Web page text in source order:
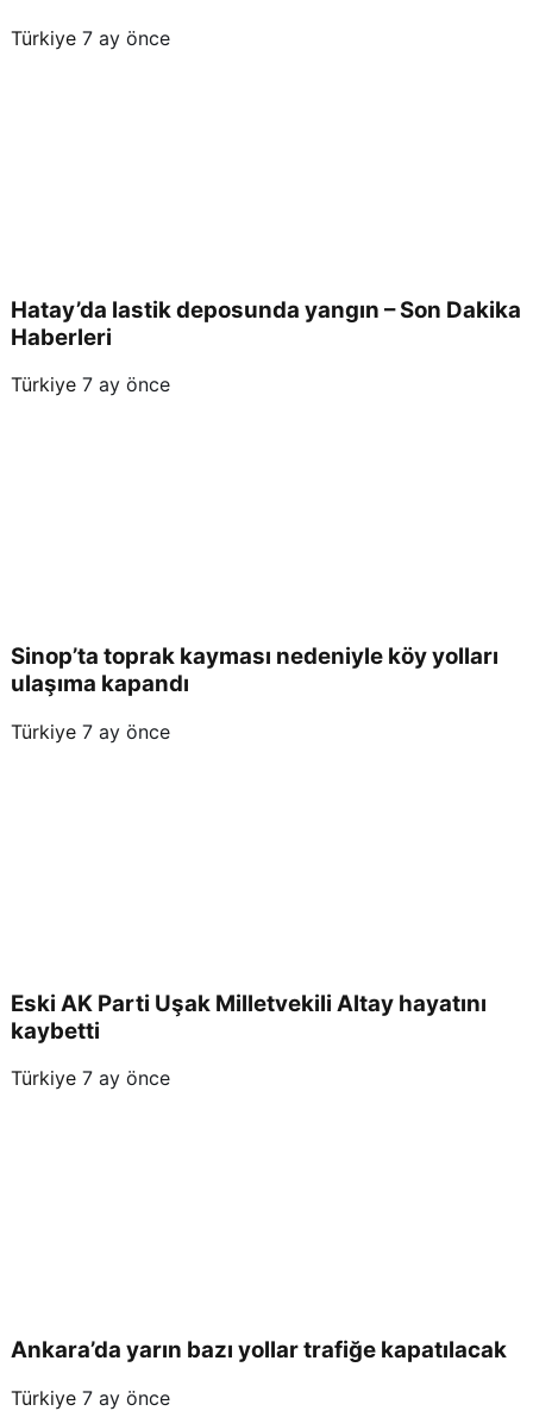
Türkiye 7 ay önce
Hatay’da lastik deposunda yangın – Son Dakika
Haberleri
Türkiye 7 ay önce
Sinop’ta toprak kayması nedeniyle köy yolları
ulaşıma kapandı
Türkiye 7 ay önce
Eski AK Parti Uşak Milletvekili Altay hayatını
kaybetti
Türkiye 7 ay önce
Ankara’da yarın bazı yollar trafiğe kapatılacak
Türkiye 7 ay önce